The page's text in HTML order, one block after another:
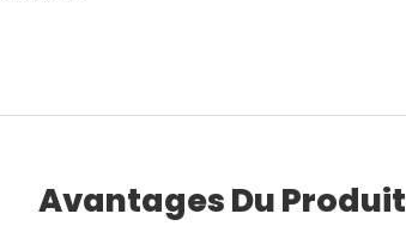
Avantages Du Produit